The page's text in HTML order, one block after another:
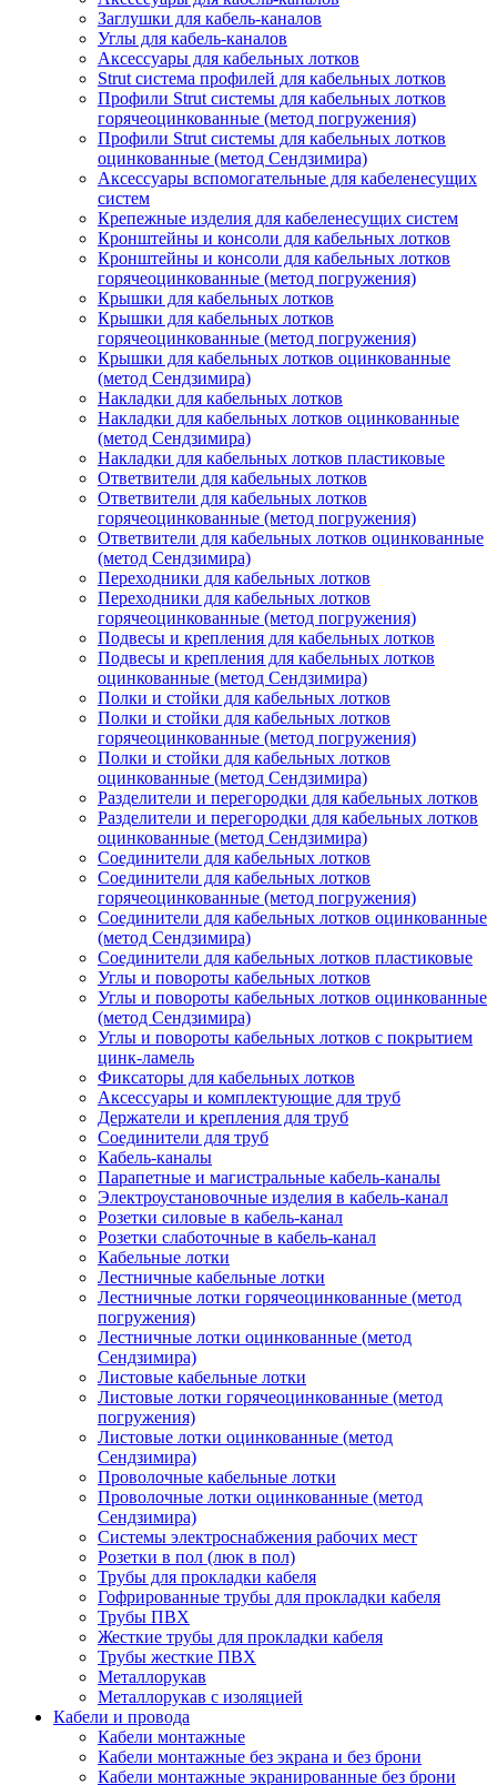
Заглушки для кабель-каналов
Углы для кабель-каналов
Аксессуары для кабельных лотков
Strut система профилей для кабельных лотков
Профили Strut системы для кабельных лотков
горячеоцинкованные (метод погружения)
Профили Strut системы для кабельных лотков
оцинкованные (метод Сендзимира)
Аксессуары вспомогательные для кабеленесущих
систем
Крепежные изделия для кабеленесущих систем
Кронштейны и консоли для кабельных лотков
Кронштейны и консоли для кабельных лотков
горячеоцинкованные (метод погружения)
Крышки для кабельных лотков
Крышки для кабельных лотков
горячеоцинкованные (метод погружения)
Крышки для кабельных лотков оцинкованные
(метод Сендзимира)
Накладки для кабельных лотков
Накладки для кабельных лотков оцинкованные
(метод Сендзимира)
Накладки для кабельных лотков пластиковые
Ответвители для кабельных лотков
Ответвители для кабельных лотков
горячеоцинкованные (метод погружения)
Ответвители для кабельных лотков оцинкованные
(метод Сендзимира)
Переходники для кабельных лотков
Переходники для кабельных лотков
горячеоцинкованные (метод погружения)
Подвесы и крепления для кабельных лотков
Подвесы и крепления для кабельных лотков
оцинкованные (метод Сендзимира)
Полки и стойки для кабельных лотков
Полки и стойки для кабельных лотков
горячеоцинкованные (метод погружения)
Полки и стойки для кабельных лотков
оцинкованные (метод Сендзимира)
Разделители и перегородки для кабельных лотков
Разделители и перегородки для кабельных лотков
оцинкованные (метод Сендзимира)
Соединители для кабельных лотков
Соединители для кабельных лотков
горячеоцинкованные (метод погружения)
Соединители для кабельных лотков оцинкованные
(метод Сендзимира)
Соединители для кабельных лотков пластиковые
Углы и повороты кабельных лотков
Углы и повороты кабельных лотков оцинкованные
(метод Сендзимира)
Углы и повороты кабельных лотков с покрытием
цинк-ламель
Фиксаторы для кабельных лотков
Аксессуары и комплектующие для труб
Держатели и крепления для труб
Соединители для труб
Кабель-каналы
Парапетные и магистральные кабель-каналы
Электроустановочные изделия в кабель-канал
Розетки силовые в кабель-канал
Розетки слаботочные в кабель-канал
Кабельные лотки
Лестничные кабельные лотки
Лестничные лотки горячеоцинкованные (метод
погружения)
Лестничные лотки оцинкованные (метод
Сендзимира)
Листовые кабельные лотки
Листовые лотки горячеоцинкованные (метод
погружения)
Листовые лотки оцинкованные (метод
Сендзимира)
Проволочные кабельные лотки
Проволочные лотки оцинкованные (метод
Сендзимира)
Системы электроснабжения рабочих мест
Розетки в пол (люк в пол)
Трубы для прокладки кабеля
Гофрированные трубы для прокладки кабеля
Трубы ПВХ
Жесткие трубы для прокладки кабеля
Трубы жесткие ПВХ
Металлорукав
Металлорукав с изоляцией
Кабели и провода
Кабели монтажные
Кабели монтажные без экрана и без брони
Кабели монтажные экранированные без брони